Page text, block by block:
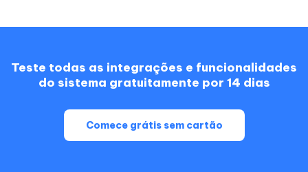
Teste todas as integrações e funcionalidades
do sistema gratuitamente por 14 dias
Comece grátis sem cartão